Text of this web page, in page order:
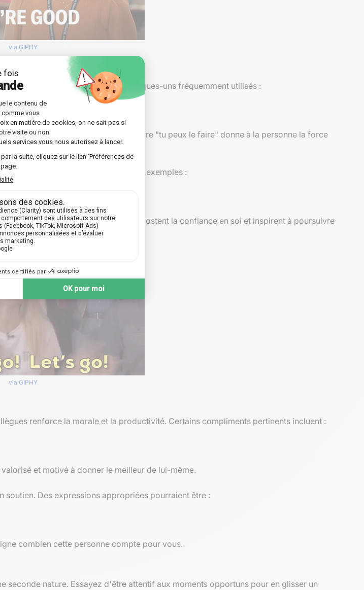
via GIPHY
jouer un rôle crucial. En voici quelques-uns fréquemment utilisés :
inconditionnel. Par exemple, dire "tu peux le faire" donne à la personne la force
son estime de soi. Voici des exemples :
enrichissante. Ces affirmations boostent la confiance en soi et inspirent à poursuivre
via GIPHY
renforce la morale et la productivité. Certains compliments pertinents incluent :
et motivé à donner le meilleur de lui-même.
Des expressions appropriées pourraient être :
combien cette personne compte pour vous.
nature. Essayez d'être attentif aux moments opportuns pour en glisser un